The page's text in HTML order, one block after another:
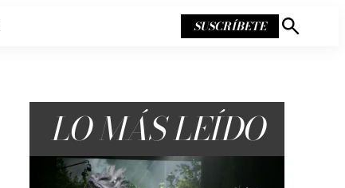
SUSCRÍBETE
Mostrar
LO MÁS LEÍDO